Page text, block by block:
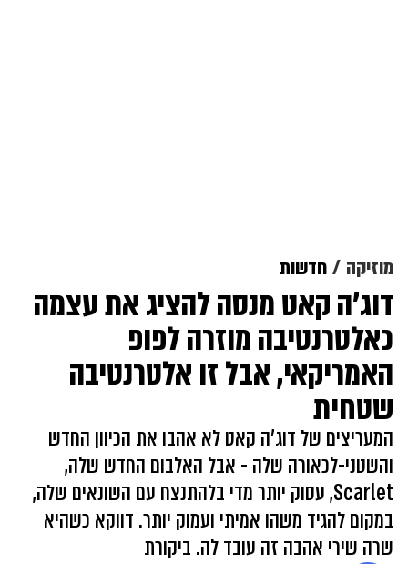
מוזיקה חדשות
דוג'ה קאט מנסה להציג את עצמה
כאלטרנטיבה מוזרה לפופ
האמריקאי, אבל זו אלטרנטיבה
שטחית
המעריצים של דוג'ה קאט לא אהבו את הכיוון החדש
והשטני-לכאורה שלה - אבל האלבום החדש שלה,
Scarlet, עסוק יותר מדי בלהתנצח עם השונאים שלה,
במקום להגיד משהו אמיתי ועמוק יותר. דווקא כשהיא
שרה שירי אהבה זה עובד לה. ביקורת